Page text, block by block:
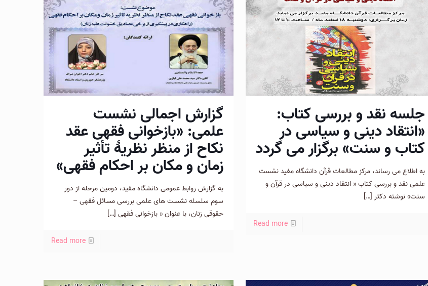
جلسه نقد و بررسی کتاب:
«انتقاد دینی و سیاسی در
کتاب و سنت» برگزار می گردد
به اطلاع می رساند، مركز مطالعات قرآن دانشگاه مفید نشست
علمی نقد و بررسی كتاب « انتقاد دينی و سياسی در قرآن و
سنت» نوشته دكتر[…]
Read more
گزارش اجمالی نشست
علمی: «بازخوانی فقهی عقد
نكاح از منظر نظريۀ تأثير
زمان و مكان بر احكام فقهی»
به گزارش روابط عمومی دانشگاه مفيد، دومين مرحله از دور
سوم سلسله نشست های علمی بررسی مسائل فقهی –
حقوقی زنان، با عنوان « بازخوانی فقهی […]
Read more